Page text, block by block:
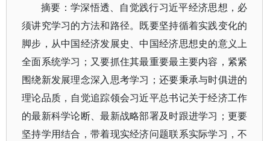
摘要：学深悟透、自觉践行习近平经济思想，必
须讲究学习的方法和路径。既要坚持循着实践变化的
脚步，从中国经济发展史、中国经济思想史的意义上
全面系统学习；又要抓住其最重要最主要内容，紧紧
围绕新发展理念深入思考学习；还要秉承与时俱进的
理论品质，自觉追踪领会习近平总书记关于经济工作
的最新科学论断、最新战略部署及时跟进学习；更要
坚持学用结合，带着现实经济问题联系实际学习，不